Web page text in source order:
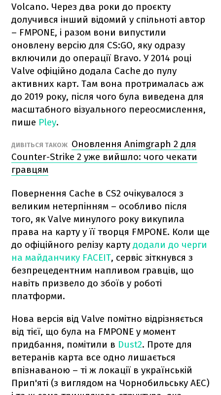
Volcano. Через два роки до проєкту
долучився інший відомий у спільноті автор
– FMPONE, і разом вони випустили
оновлену версію для CS:GO, яку одразу
включили до операції Bravo. У 2014 році
Valve офіційно додала Cache до пулу
активних карт. Там вона протрималась аж
до 2019 року, після чого була виведена для
масштабного візуального переосмислення,
пише Pley.
ДИВІТЬСЯ ТАКОЖ Оновлення Animgraph 2 для
Counter-Strike 2 уже вийшло: чого чекати
гравцям
Повернення Cache в CS2 очікувалося з
великим нетерпінням – особливо після
того, як Valve минулого року викупила
права на карту у її творця FMPONE. Коли ще
до офіційного релізу карту додали до черги
на майданчику FACEIT, сервіс зіткнувся з
безпрецедентним напливом гравців, що
навіть призвело до збоїв у роботі
платформи.
Нова версія від Valve помітно відрізняється
від тієї, що була на FMPONE у момент
придбання, помітили в Dust2. Проте для
ветеранів карта все одно лишається
впізнаваною – ті ж локації в українській
Прип'яті (з виглядом на Чорнобильську АЕС)